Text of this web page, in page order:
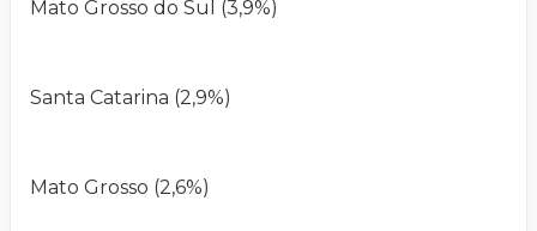
Mato Grosso do Sul (3,9%)
Santa Catarina (2,9%)
Mato Grosso (2,6%)